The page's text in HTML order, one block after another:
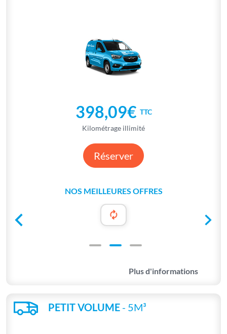
398,09€ TTC
Kilométrage illimité
Réserver
NOS MEILLEURES OFFRES
Plus d'informations
PETIT VOLUME - 5M³